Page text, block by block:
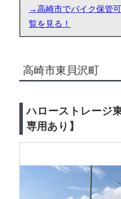
→高崎市でバイク保管
覧を見る！
高崎市東貝沢町
ハローストレージ
専用あり】